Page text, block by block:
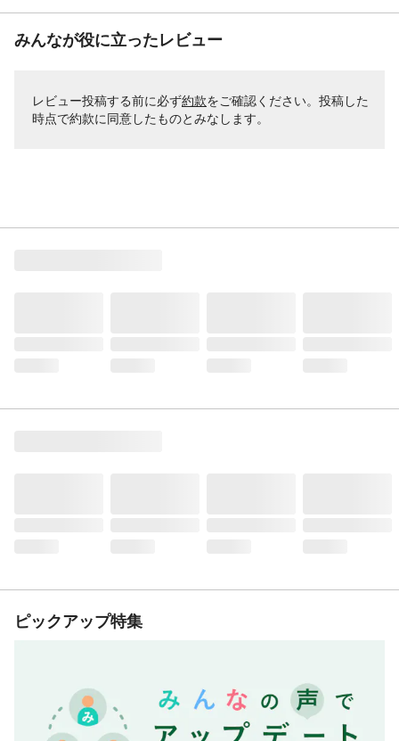
みんなが役に立ったレビュー
レビュー投稿する前に必ず約款をご確認ください。投稿した
時点で約款に同意したものとみなします。
ピックアップ特集